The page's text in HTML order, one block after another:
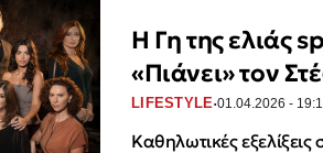
Η Γη της ελιάς
«Πιάνει» τον
LIFESTYLE·01.04.2026 -
Καθηλωτικές